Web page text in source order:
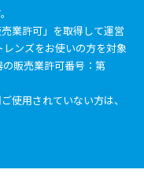
業許可」を取得して運営
ンズをお使いの方を対象
販売業許可番号：第
使用されていない方は、